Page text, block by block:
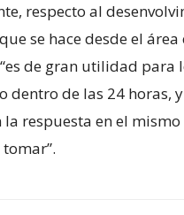
respecto al
se hace desde el
de gran utilidad para
dentro de las 24 horas,
la respuesta en el